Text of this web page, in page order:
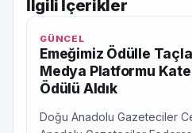
İlgili İçerikler
GÜNCEL
Emeğimiz Ödülle
Medya Platformu
Ödülü Aldık
Doğu Anadolu Gazeteciler